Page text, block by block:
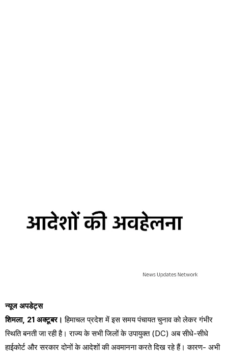
न्यूज अपडेट्स
शिमला, 21 अक्टूबर। हिमाचल प्रदेश में इस समय पंचायत चुनाव को लेकर गंभीर
स्थिति बनती जा रही है। राज्य के सभी जिलों के उपायुक्त (DC) अब सीधे-सीधे
हाईकोर्ट और सरकार दोनों के आदेशों की अवमानना करते दिख रहे हैं। कारण- अभी